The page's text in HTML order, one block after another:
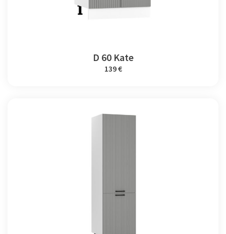
D 60 Kate
139 €